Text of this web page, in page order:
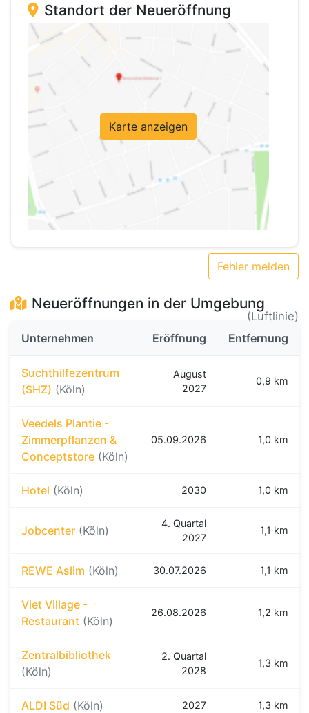
Standort der Neueröffnung
Karte anzeigen
Fehler melden
Neueröffnungen in der Umgebung
(Luftlinie)
Unternehmen
Eröffnung Entfernung
Suchthilfezentrum
(SHZ) (Köln)
August
2027
0,9 km
Veedels Plantie -
Zimmerpflanzen &
Conceptstore (Köln)
05.09.2026 1,0 km
Hotel (Köln) 2030 1,0 km
Jobcenter (Köln)
4. Quartal
2027
1,1 km
REWE Aslim (Köln) 30.07.2026 1,1 km
Viet Village -
Restaurant (Köln)
26.08.2026 1,2 km
Zentralbibliothek
(Köln)
2. Quartal
2028
1,3 km
ALDI Süd (Köln) 2027 1,3 km